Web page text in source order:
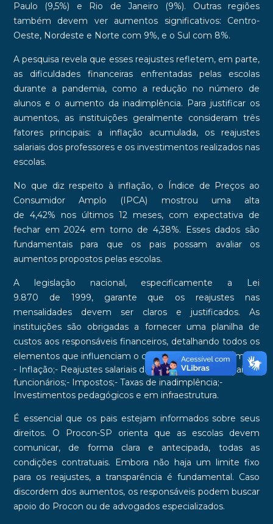
Paulo (9,5%) e Rio de Janeiro (9%). Outras regiões
também devem ver aumentos significativos: Centro-
Oeste, Nordeste e Norte com 9%, e o Sul com 8%.
A pesquisa revela que esses reajustes refletem, em parte,
as dificuldades financeiras enfrentadas pelas escolas
durante a pandemia, como a redução no número de
alunos e o aumento da inadimplência. Para justificar os
aumentos, as instituições geralmente consideram três
fatores principais: a inflação acumulada, os reajustes
salariais dos professores e os investimentos realizados nas
escolas.
No que diz respeito à inflação, o Índice de Preços ao
Consumidor Amplo (IPCA) mostrou uma alta
de 4,42% nos últimos12 meses, com expectativa de
fechar em 2024 em torno de4,38%. Esses dados são
fundamentais para que os pais possam avaliar os
aumentos propostos pelas escolas.
A legislação nacional, especificamente a Lei
9.870 de 1999, garante que os reajustes nas
mensalidades devem ser claros e justificados. As
instituições são obrigadas a fornecer uma planilha de
custos aos responsáveis financeiros, detalhando todos os
elementos que influenciam o cálculo do reajuste, como:
- Inflação;- Reajustes salariais dos professores e demais
funcionários;- Impostos;- Taxas de inadimplência;-
Investimentos pedagógicos e em infraestrutura.
É essencial que os pais estejam informados sobre seus
direitos. O Procon-SP orienta que as escolas devem
comunicar, de forma clara e antecipada, todas as
condições contratuais. Embora não haja um limite fixo
para os reajustes, a transparência é fundamental. Caso
discordem dos aumentos, os responsáveis podem buscar
apoio do Procon ou de advogados especializados.